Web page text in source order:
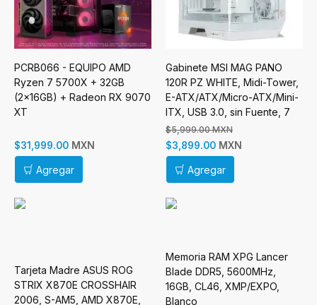
PCRB066 - EQUIPO AMD
Ryzen 7 5700X + 32GB
(2x16GB) + Radeon RX 9070
XT
$31,999.00 MXN
Agregar
Gabinete MSI MAG PANO
120R PZ WHITE, Midi-Tower,
E-ATX/ATX/Micro-ATX/Mini-
ITX, USB 3.0, sin Fuente, 7
Ventilador Instalado, Blanco
Incluye Raiser Vertical
$5,999.00 MXN
$3,899.00 MXN
Agregar
Tarjeta Madre ASUS ROG
STRIX X870E CROSSHAIR
2006, S-AM5, AMD X870E,
Memoria RAM XPG Lancer
Blade DDR5, 5600MHz,
16GB, CL46, XMP/EXPO,
Blanco